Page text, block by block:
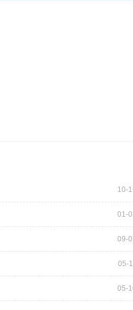
10-
01-
09-
05-
05-